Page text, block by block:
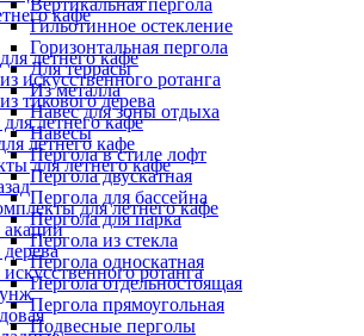
Вертикальная пергола
Гильотинное остекление
Горизонтальная пергола
Для террасы
Из металла
Навес для зоны отдыха
Навесы
Пергола в стиле лофт
Пергола двускатная
Пергола для бассейна
Пергола для парка
Пергола из стекла
Пергола односкатная
Пергола отдельностоящая
Пергола прямоугольная
Подвесные перголы
кафе
летнего кафе
искусственного ротанга
тикового дерева
летнего кафе
летнего кафе
для летнего кафе
для летнего кафе
акации
дерева
искусственного ротанга